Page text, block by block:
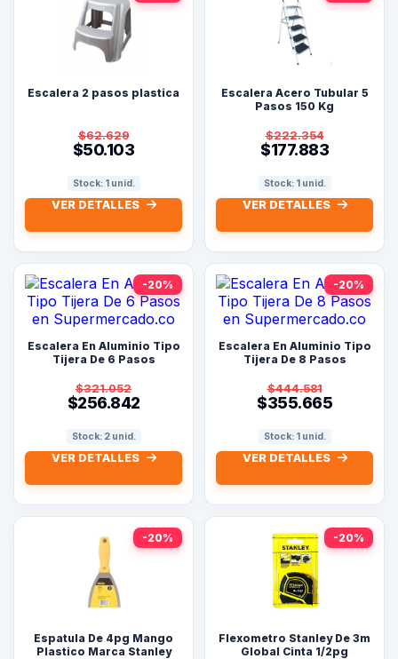
Escalera 2 pasos plastica
$62.629
$50.103
Stock: 1 unid.
VER DETALLES
Escalera Acero Tubular 5
Pasos 150 Kg
$222.354
$177.883
Stock: 1 unid.
VER DETALLES
-20%
Escalera En Aluminio Tipo
Tijera De 6 Pasos
$321.052
$256.842
Stock: 2 unid.
VER DETALLES
-20%
Escalera En Aluminio Tipo
Tijera De 8 Pasos
$444.581
$355.665
Stock: 1 unid.
VER DETALLES
-20%
Espatula De 4pg Mango
Plastico Marca Stanley
-20%
Flexometro Stanley De 3m
Global Cinta 1/2pg